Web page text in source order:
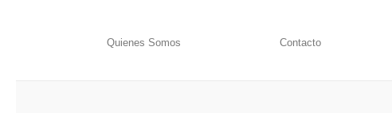
Quienes Somos Contacto